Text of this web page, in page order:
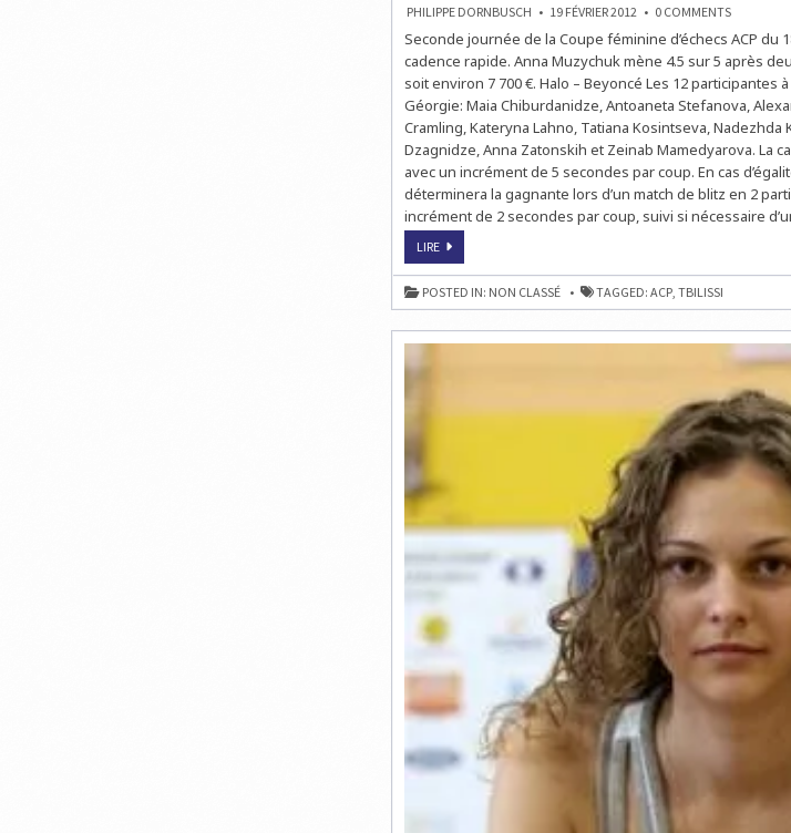
PHILIPPE DORNBUSCH 19 FÉVRIER 2012 0 COMMENTSON
À
TBILISSI
:
LA
FINALE
DE
LA
COUPE
À
12H
Seconde journée de la Coupe féminine d’échecs ACP du
cadence rapide. Anna Muzychuk mène 4.5 sur 5 après
soit environ 7 700 €. Halo – Beyoncé Les 12
Géorgie: Maia Chiburdanidze, Antoaneta Stefanova,
Cramling, Kateryna Lahno, Tatiana Kosintseva, Nadezhda
Dzagnidze, Anna Zatonskih et Zeinab Mamedyarova. La
avec un incrément de 5 secondes par coup. En cas
déterminera la gagnante lors d’un match de blitz en 2
incrément de 2 secondes par coup, suivi si nécessaire
LIREECHECS
TBILISSI
:
LA
FINALE
POSTED IN: NON CLASSÉ TAGGED: ACP, TBILISSI